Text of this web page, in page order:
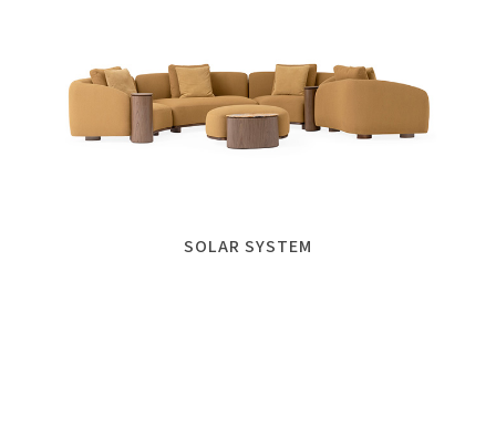
SOLAR SYSTEM